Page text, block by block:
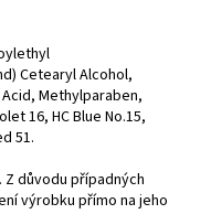
Cetearyl Alcohol,
Methylparaben,
16, HC Blue No.15,
51.
důvodu případných
výrobku přímo na jeho